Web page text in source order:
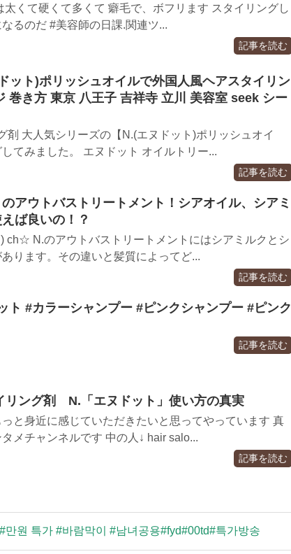
太くて硬くて多くて 癖毛で、ボフリます スタイリングし
るのだ #美容師の日課.関連ツ...
記事を読む
ット)ポリッシュオイルで外国人風ヘアスタイリン
巻き方 東京 八王子 吉祥寺 立川 美容室 seek シー
剤 大人気シリーズの【N.(エヌドット)ポリッシュオイ
てみました。 エヌドット オイルトリー...
記事を読む
アウトバストリートメント！シアオイル、シアミ
ば良いの！？
ch☆ N.のアウトバストリートメントにはシアミルクとシ
ります。その違いと髪質によってど...
記事を読む
ト #カラーシャンプー #ピンクシャンプー #ピンク
記事を読む
リング剤 N.「エヌドット」使い方の真実
と身近に感じていただきたいと思ってやっています 真
メチャンネルです 中の人↓ hair salo...
記事を読む
원 특가 #바람막이 #남녀공용#fyd#00td#특가방송